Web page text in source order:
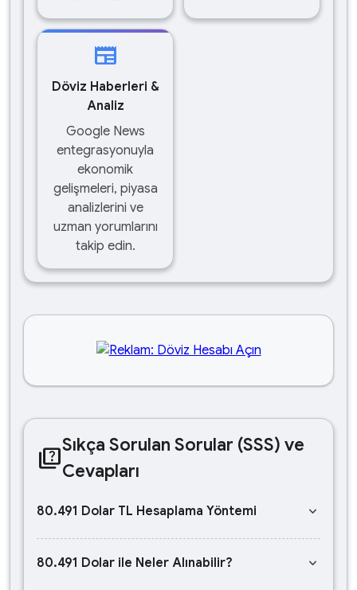
newspaper
Döviz Haberleri &
Analiz
Google News
entegrasyonuyla
ekonomik
gelişmeleri, piyasa
analizlerini ve
uzman yorumlarını
takip edin.
quizSıkça Sorulan Sorular (SSS) ve
Cevapları
80.491 Dolar TL Hesaplama Yöntemi keyboard_arrow_down
80.491 Dolar ile Neler Alınabilir? keyboard_arrow_down